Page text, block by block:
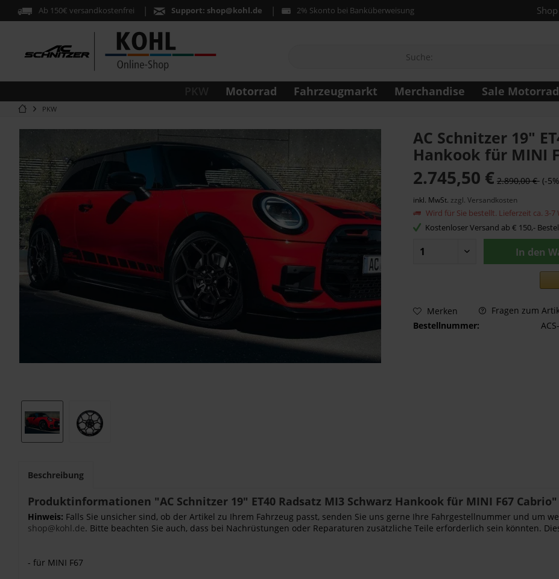
Ab 150€ versandkostenfrei Support: shop@kohl.de 2% Skonto bei Banküberweisung
Motorrad Fahrzeugmarkt Merchandise Sale Motorrad
PKW
AC Schnitzer 19"
Hankook für MINI
2.745,50 € 2.890,00 €(-
inkl. MwSt. zzgl. Versandkosten
Wird für Sie bestellt. Lieferzeit ca. 3-7
Kostenloser Versand ab € 150,-
In den
Merken
Fragen zum
Bestellnummer:
Beschreibung
Produktinformationen "AC Schnitzer 19" ET40 Radsatz MI3 Schwarz Hankook für MINI F67 Cabrio"
Hinweis: Falls Sie unsicher sind, ob der Artikel zu Ihrem Fahrzeug passt, senden Sie uns gerne Ihre Fahrgestellnummer und um
shop@kohl.de. Bitte beachten Sie auch, dass bei Nachrüstungen oder Reparaturen zusätzliche Teile erforderlich sein könnten.
- für MINI F67